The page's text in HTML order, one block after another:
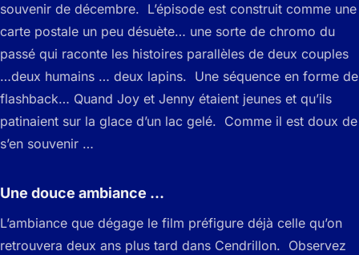
souvenir de décembre. L’épisode est construit comme une
carte postale un peu désuète… une sorte de chromo du
passé qui raconte les histoires parallèles de deux couples
…deux humains … deux lapins. Une séquence en forme de
flashback… Quand Joy et Jenny étaient jeunes et qu’ils
patinaient sur la glace d’un lac gelé. Comme il est doux de
s’en souvenir …
Une douce ambiance …
L’ambiance que dégage le film préfigure déjà celle qu’on
retrouvera deux ans plus tard dans Cendrillon. Observez